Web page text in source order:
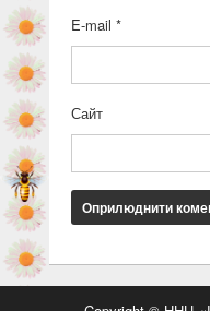
E-mail *
Сайт